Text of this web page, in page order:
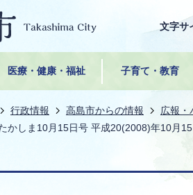
文字サ
医療・健康・福祉 子育て・教育
行政情報 高島市からの情報 広報・
かしま10月15日号 平成20(2008)年10月